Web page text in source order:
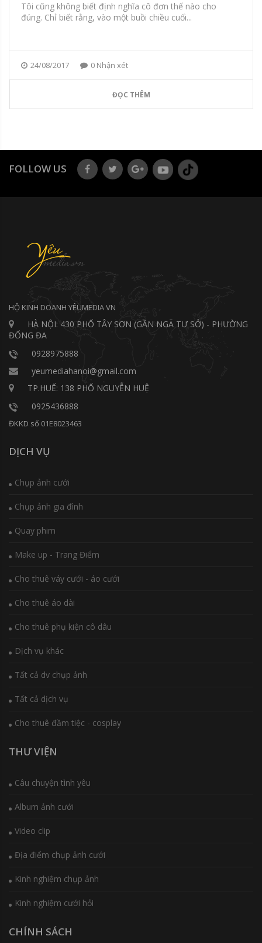
Tôi cũng không biết định nghĩa cô đơn thế nào cho
đúng. Chỉ biết rằng, vào một buồi chiều cuối...
24/08/2017 0 Nhận xét
ĐỌC THÊM
FOLLOW US
HỘ KINH DOANH YÊUMEDIA VN
HÀ NỘI: 430 PHỐ TÂY SƠN (GẦN NGÃ TƯ SỞ) - PHƯỜNG
ĐỐNG ĐA
0928975888
yeumediahanoi@gmail.com
TP.HUẾ: 138 PHỐ NGUYỄN HUỆ
0925436888
ĐKKD số 01E8023463
DỊCH VỤ
Chụp ảnh cưới
Chụp ảnh gia đình
Quay phim
Make up - Trang Điểm
Cho thuê váy cưới - áo cưới
Cho thuê áo dài
Cho thuê phụ kiện cô dâu
Dịch vụ khác
Tất cả dv chụp ảnh
Tất cả dịch vụ
Cho thuê đầm tiệc - cosplay
THƯ VIỆN
Câu chuyện tình yêu
Album ảnh cưới
Video clip
Địa điểm chụp ảnh cưới
Kinh nghiệm chụp ảnh
Kinh nghiệm cưới hỏi
CHÍNH SÁCH